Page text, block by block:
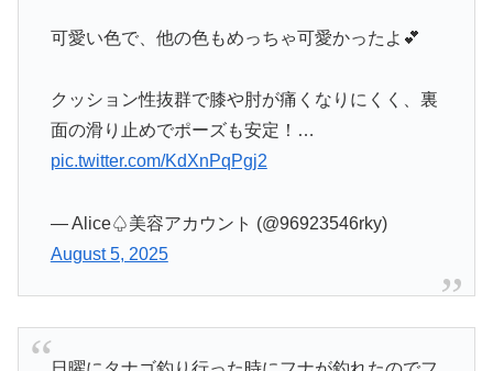
可愛い色で、他の色もめっちゃ可愛かったよ💕
クッション性抜群で膝や肘が痛くなりにくく、裏
面の滑り止めでポーズも安定！…
pic.twitter.com/KdXnPqPgj2
— Alice♤美容アカウント (@96923546rky)
August 5, 2025